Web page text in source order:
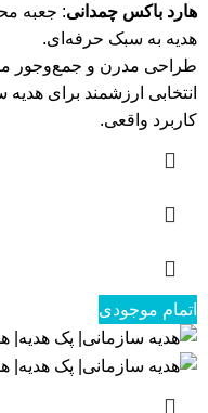
هارد باکس چمدانی: جعبه
هدیه به سبک حرفه‌ای.
طراحی مدرن و جمع‌وجور
انتخابی ارزشمند برای
کاربرد واقعی.
اتمام موجودی